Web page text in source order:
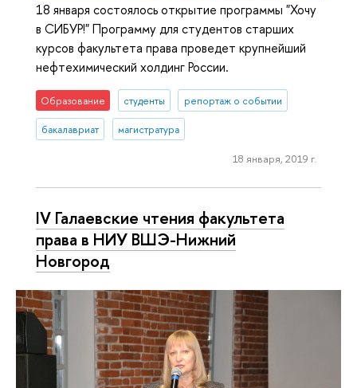
18 января состоялось открытие программы "Хочу
в СИБУР!" Программу для студентов старших
курсов факультета права проведет крупнейший
нефтехимический холдинг России.
Образование студенты репортаж о событии
бакалавриат магистратура
18 января, 2019 г.
IV Галаевские чтения факультета
права в НИУ ВШЭ-Нижний
Новгород